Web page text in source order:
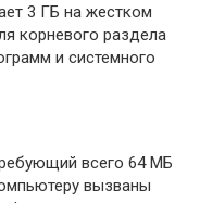
3 ГБ на жестком
корневого раздела
и системного
всего 64 МБ
вызваны